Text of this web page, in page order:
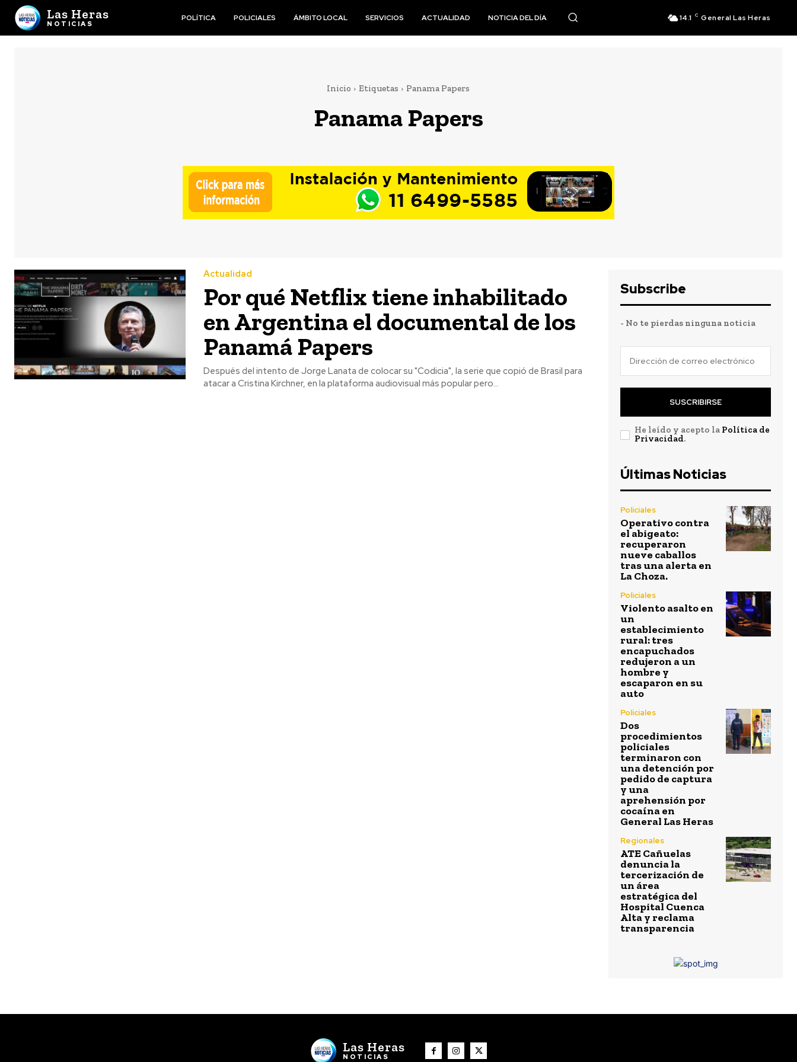
Las Heras
NOTICIAS
POLÍTICA POLICIALES ÁMBITO LOCAL SERVICIOS ACTUALIDAD NOTICIA DEL DÍA 14.1 C General Las Heras
Inicio Etiquetas Panama Papers
Panama Papers
Actualidad
Por qué Netflix tiene inhabilitado
en Argentina el documental de los
Panamá Papers
Después del intento de Jorge Lanata de colocar su "Codicia", la serie que copió de Brasil para
atacar a Cristina Kirchner, en la plataforma audiovisual más popular pero...
Subscribe
- No te pierdas ninguna noticia
SUSCRIBIRSE
He leído y acepto la Política de
Privacidad.
Últimas Noticias
Policiales
Operativo contra
el abigeato:
recuperaron
nueve caballos
tras una alerta en
La Choza.
Policiales
Violento asalto en
un
establecimiento
rural: tres
encapuchados
redujeron a un
hombre y
escaparon en su
auto
Policiales
Dos
procedimientos
policiales
terminaron con
una detención por
pedido de captura
y una
aprehensión por
cocaína en
General Las Heras
Regionales
ATE Cañuelas
denuncia la
tercerización de
un área
estratégica del
Hospital Cuenca
Alta y reclama
transparencia
Las Heras
NOTICIAS